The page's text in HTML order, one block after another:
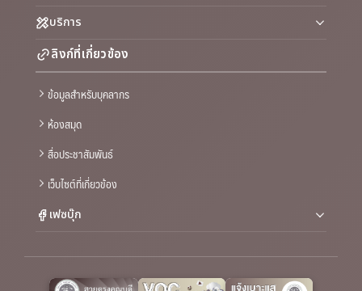
บริการ
ลิงก์ที่เกี่ยวข้อง
ข้อมูลสำหรับบุคลากร
ห้องสมุด
สื่อประชาสัมพันธ์
เว็บไซต์ที่เกี่ยวข้อง
เฟซบุ๊ก